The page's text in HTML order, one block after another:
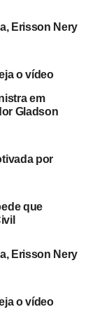
Erisson Nery
o vídeo
em
Gladson
por
que
Erisson Nery
o vídeo